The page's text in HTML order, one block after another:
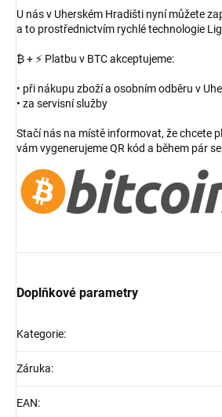
U nás v Uherském Hradišti nyní můžete
a to prostřednictvím rychlé technologie
₿ + ⚡ Platbu v BTC akceptujeme:
• při nákupu zboží a osobním odběru v
• za servisní služby
Stačí nás na místě informovat, že chcete
vám vygenerujeme QR kód a během pár
Doplňkové parametry
Kategorie:
Záruka:
EAN: